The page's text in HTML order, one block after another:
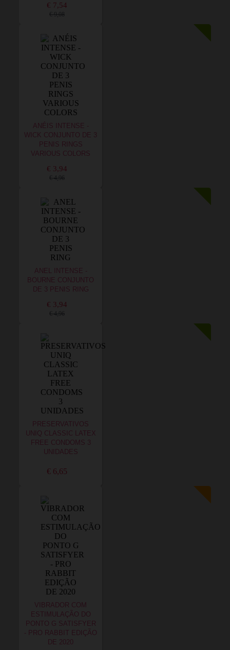
€ 7,54
€ 9,08
ANÉIS INTENSE -
WICK CONJUNTO DE 3
PENIS RINGS
VARIOUS COLORS
€ 3,94
€ 4,96
ANEL INTENSE -
BOURNE CONJUNTO
DE 3 PENIS RING
€ 3,94
€ 4,96
PRESERVATIVOS
UNIQ CLASSIC LATEX
FREE CONDOMS 3
UNIDADES
€ 6,65
VIBRADOR COM
ESTIMULAÇÃO DO
PONTO G SATISFYER
- PRO RABBIT EDIÇÃO
DE 2020